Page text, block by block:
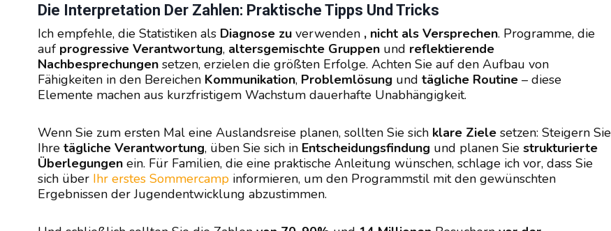
Die Interpretation Der Zahlen: Praktische Tipps Und Tricks
Ich empfehle, die Statistiken als Diagnose zu verwenden , nicht als Versprechen. Programme, die
auf progressive Verantwortung, altersgemischte Gruppen und reflektierende
Nachbesprechungen setzen, erzielen die größten Erfolge. Achten Sie auf den Aufbau von
Fähigkeiten in den Bereichen Kommunikation, Problemlösung und tägliche Routine – diese
Elemente machen aus kurzfristigem Wachstum dauerhafte Unabhängigkeit.
Wenn Sie zum ersten Mal eine Auslandsreise planen, sollten Sie sich klare Ziele setzen: Steigern Sie
Ihre tägliche Verantwortung, üben Sie sich in Entscheidungsfindung und planen Sie strukturierte
Überlegungen ein. Für Familien, die eine praktische Anleitung wünschen, schlage ich vor, dass Sie
sich über Ihr erstes Sommercamp informieren, um den Programmstil mit den gewünschten
Ergebnissen der Jugendentwicklung abzustimmen.